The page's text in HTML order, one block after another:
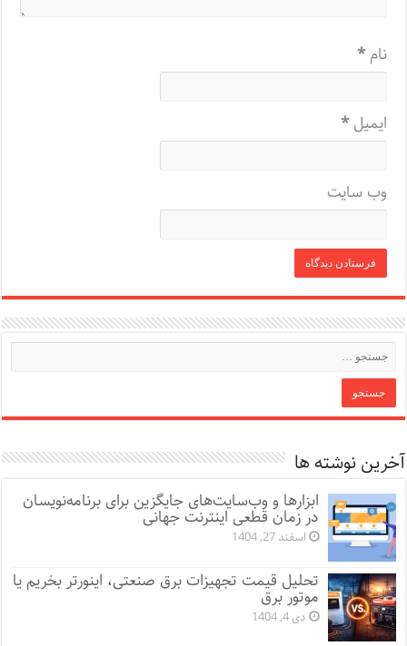
نام*
ایمیل*
وب‌ سایت
آخرین نوشته ها
ابزارها و وب‌سایت‌های جایگزین برای برنامه‌نویسان
در زمان قطعی اینترنت جهانی
اسفند 27, 1404
تحلیل قیمت تجهیزات برق صنعتی، اینورتر بخریم یا
موتور برق
دی 4, 1404